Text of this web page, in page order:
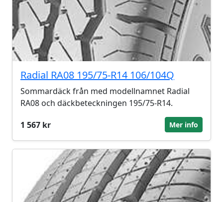
Radial RA08 195/75-R14 106/104Q
Sommardäck från med modellnamnet Radial
RA08 och däckbeteckningen 195/75-R14.
1 567 kr
Mer info